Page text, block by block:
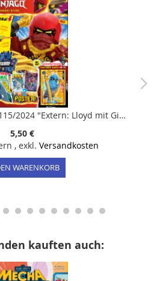
LEGO Ninjago (MoS) 115/2024 "Extern: Lloyd mit Giga-Katana"
5,50 €
, exkl. Versandkosten
WARENKORB
kauften auch: